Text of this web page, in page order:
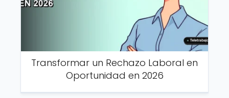
Transformar un Rechazo Laboral en
Oportunidad en 2026